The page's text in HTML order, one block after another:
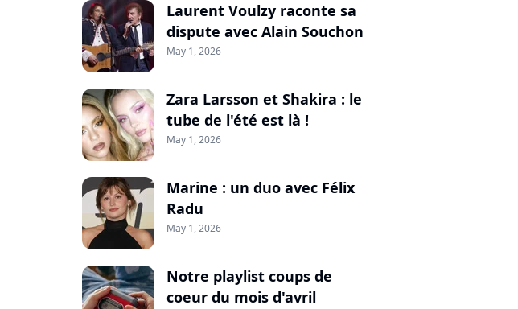
Laurent Voulzy raconte sa
dispute avec Alain Souchon
May 1, 2026
Zara Larsson et Shakira : le
tube de l'été est là !
May 1, 2026
Marine : un duo avec Félix
Radu
May 1, 2026
Notre playlist coups de
coeur du mois d'avril